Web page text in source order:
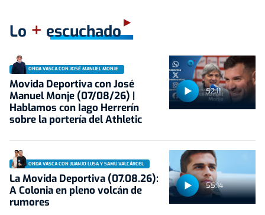
Lo + escuchado
52:11
ONDA VASCA CON JOSÉ MANUEL MONJE
Movida Deportiva con José
Manuel Monje (07/08/26) |
Hablamos con Iago Herrerín
sobre la portería del Athletic
55:14
ONDA VASCA CON JUANJO LUSA Y SAMU VALCÁRCEL
La Movida Deportiva (07.08.26):
A Colonia en pleno volcán de
rumores